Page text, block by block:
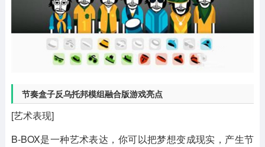
节奏盒子反乌托邦模组融合版游戏亮点
[艺术表现]
B-BOX是一种艺术表达，你可以把梦想变成现实，产生节